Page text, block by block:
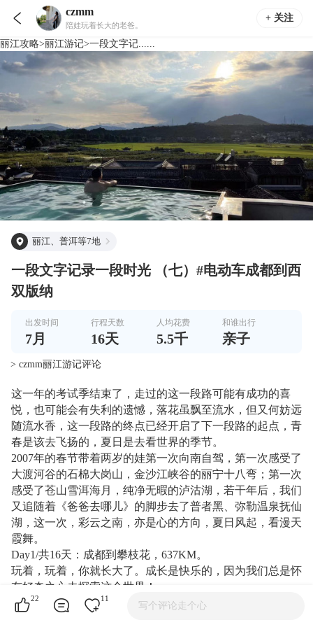
 czmm
陪娃玩着长大的老爸。
+ 关注
丽江攻略>丽江游记>一段文字记......
丽江、普洱等7地
一段文字记录一段时光 （七）#电动车成都到西
双版纳
出发时间
7月
行程天数
16天
人均花费
5.5千
和谁出行
亲子
> czmm丽江游记评论
这一年的考试季结束了，走过的这一段路可能有成功的喜
悦，也可能会有失利的遗憾，落花虽飘至流水，但又何妨远
随流水香，这一段路的终点已经开启了下一段路的起点，青
春是该去飞扬的，夏日是去看世界的季节。
2007年的春节带着两岁的娃第一次向南自驾，第一次感受了
大渡河谷的石棉大岗山，金沙江峡谷的丽宁十八弯；第一次
感受了苍山雪洱海月，纯净无暇的泸沽湖，若干年后，我们
又追随着《爸爸去哪儿》的脚步去了普者黑、弥勒温泉抚仙
湖，这一次，彩云之南，亦是心的方向，夏日风起，看漫天
霞舞。
Day1/共16天：成都到攀枝花，637KM。
玩着，玩着，你就长大了。成长是快乐的，因为我们总是怀
有好奇之心去探索这个世界！
22 11
写个评论走个心